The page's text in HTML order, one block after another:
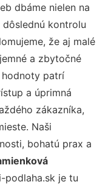
dbáme nielen na
kontrolu
že aj malé
a zbytočné
hodnoty patrí
a úprimná
zákazníka,
Naši
bohatú prax a
podlaha.sk je tu